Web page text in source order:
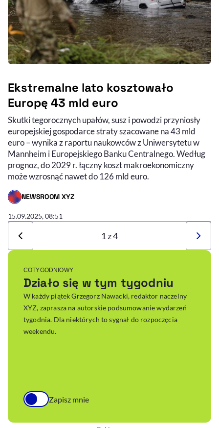
Ekstremalne lato kosztowało
Europę 43 mld euro
Skutki tegorocznych upałów, susz i powodzi przyniosły
europejskiej gospodarce straty szacowane na 43 mld
euro – wynika z raportu naukowców z Uniwersytetu w
Mannheim i Europejskiego Banku Centralnego. Według
prognoz, do 2029 r. łączny koszt makroekonomiczny
może wzrosnąć nawet do 126 mld euro.
NEWSROOM XYZ
- AUTOR ARTYKUŁU - PROFIL
15.09.2025, 08:51
1 z 4